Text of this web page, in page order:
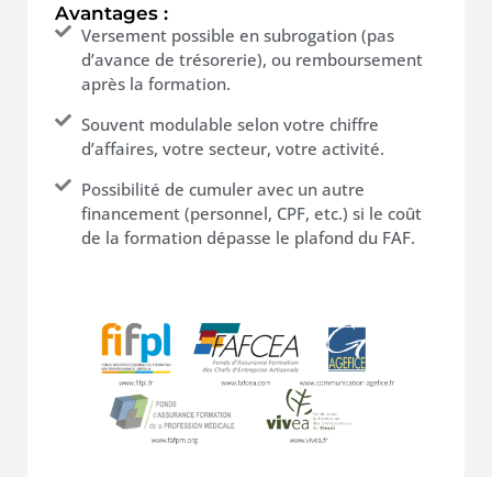
Avantages :
Versement possible en subrogation (pas
d’avance de trésorerie), ou remboursement
après la formation.
Souvent modulable selon votre chiffre
d’affaires, votre secteur, votre activité.
Possibilité de cumuler avec un autre
financement (personnel, CPF, etc.) si le coût
de la formation dépasse le plafond du FAF.